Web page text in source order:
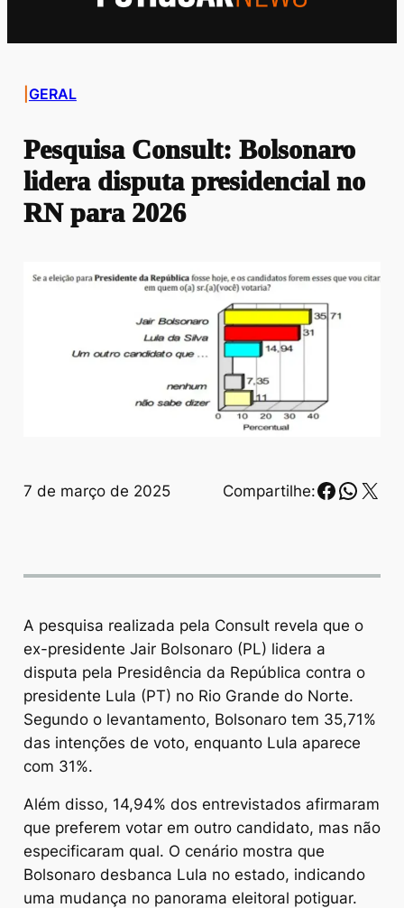
GERAL
Pesquisa Consult: Bolsonaro
lidera disputa presidencial no
RN para 2026
7 de março de 2025 Compartilhe: X
A pesquisa realizada pela Consult revela que o
ex-presidente Jair Bolsonaro (PL) lidera a
disputa pela Presidência da República contra o
presidente Lula (PT) no Rio Grande do Norte.
Segundo o levantamento, Bolsonaro tem 35,71%
das intenções de voto, enquanto Lula aparece
com 31%.
Além disso, 14,94% dos entrevistados afirmaram
que preferem votar em outro candidato, mas não
especificaram qual. O cenário mostra que
Bolsonaro desbanca Lula no estado, indicando
uma mudança no panorama eleitoral potiguar.